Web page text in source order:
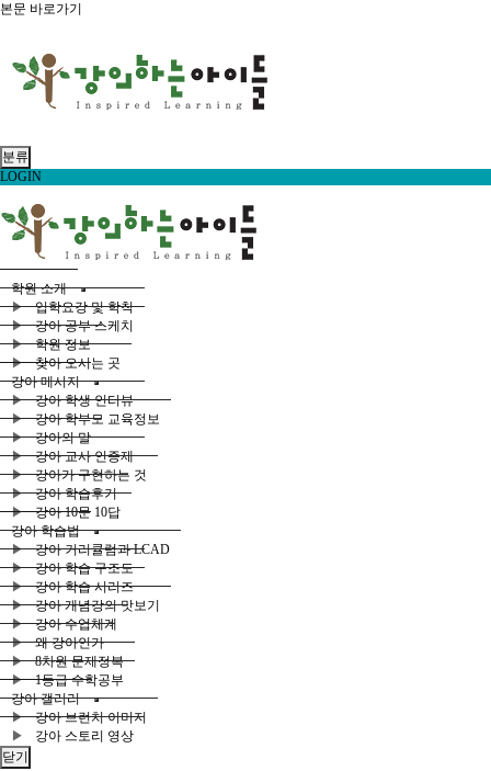
본문 바로가기
분류
LOGIN
학원 소개
입학요강 및 학칙
강아 공부 스케치
학원 정보
찾아 오시는 곳
강아 메시지
강아 학생 인터뷰
강아 학부모 교육정보
강아의 말
강아 교사 인증제
강아가 구현하는 것
강아 학습후기
강아 10문 10답
강아 학습법
강아 커리큘럼과 LCAD
강아 학습 구조도
강아 학습 시리즈
강아 개념강의 맛보기
강아 수업체계
왜 강아인가
8차원 문제정복
1등급 수학공부
강아 갤러리
강아 브런치 이미지
강아 스토리 영상
닫기